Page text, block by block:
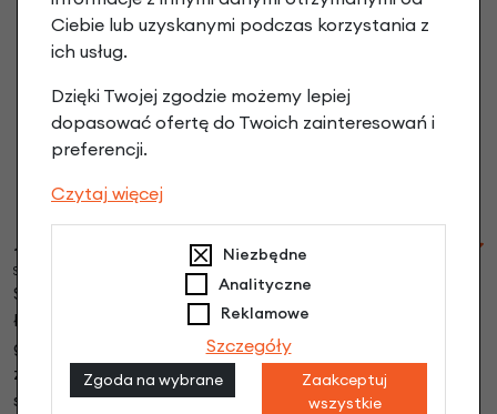
Łańcuch Abus IONUS 8800 120cm
czarny opinie
~Adamo
Sobota, 11-05-2019 23:22
Solidnie i estetycznie wykonane zabezpieczenie.
Łańcuch dość gruby, ale kluczyk skomplikowaniem nie
grzeszy i tutaj bym upatrywał słabszej strony tego
zabezpieczenia. Nie mniej polecam - używając czuję się
spokojny o swój rower.
Ciebie lub uzyskanymi podczas korzystania z
ich usług.
Dzięki Twojej zgodzie możemy lepiej
dopasować ofertę do Twoich zainteresowań i
preferencji.
Czytaj więcej
Niezbędne
Analityczne
Reklamowe
Szczegóły
Zgoda na wybrane
Zaakceptuj
wszystkie